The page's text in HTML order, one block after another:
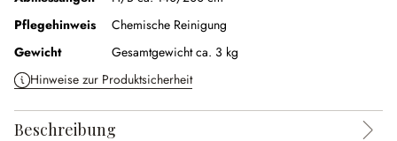
Pflegehinweis
Chemische Reinigung
Gewicht
Gesamtgewicht ca. 3 kg
Hinweise zur Produktsicherheit
Beschreibung